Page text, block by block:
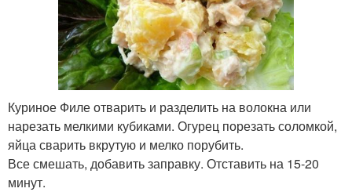
Куриное Филе отварить и разделить на волокна или
нарезать мелкими кубиками. Огурец порезать соломкой,
яйца сварить вкрутую и мелко порубить.
Все смешать, добавить заправку. Отставить на 15-20
минут.